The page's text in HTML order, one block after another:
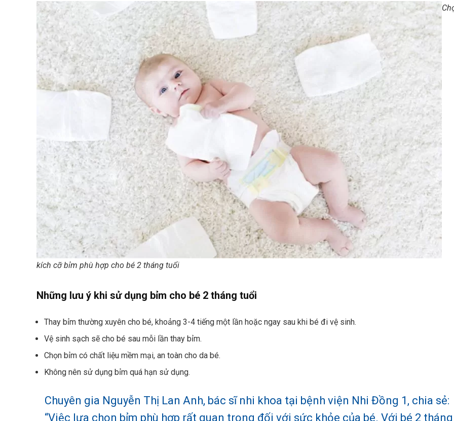
kích cỡ bỉm phù hợp cho bé 2 tháng tuổi
Những lưu ý khi sử dụng bỉm cho bé 2 tháng tuổi
Thay bỉm thường xuyên cho bé, khoảng 3-4 tiếng một lần hoặc ngay sau khi bé đi vệ sinh.
Vệ sinh sạch sẽ cho bé sau mỗi lần thay bỉm.
Chọn bỉm có chất liệu mềm mại, an toàn cho da bé.
Không nên sử dụng bỉm quá hạn sử dụng.
Chuyên gia Nguyễn Thị Lan Anh, bác sĩ nhi khoa tại bệnh viện Nhi Đồng 1, chia sẻ:
“Việc lựa chọn bỉm phù hợp rất quan trọng đối với sức khỏe của bé. Với bé 2 tháng